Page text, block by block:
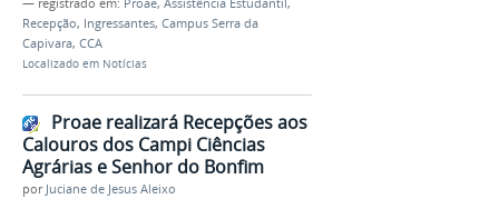
Recepção, Ingressantes, Campus Serra da
Capivara, CCA
Localizado em Notícias
Proae realizará Recepções aos
Calouros dos Campi Ciências
Agrárias e Senhor do Bonfim
por Juciane de Jesus Aleixo